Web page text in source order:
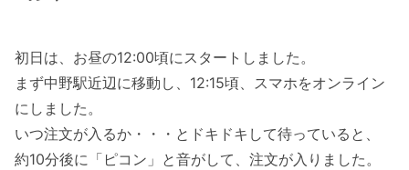
初日は、お昼の12:00頃にスタートしました。
まず中野駅近辺に移動し、12:15頃、スマホをオンライン
にしました。
いつ注文が入るか・・・とドキドキして待っていると、
約10分後に「ピコン」と音がして、注文が入りました。